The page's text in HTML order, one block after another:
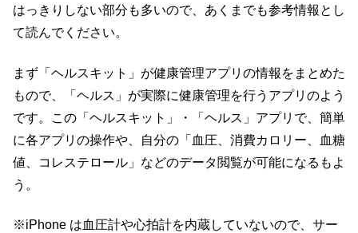
はっきりしない部分も多いので、あくまでも参考情報とし
て読んでください。
まず「ヘルスキット」が健康管理アプリの情報をまとめた
もので、「ヘルス」が実際に健康管理を行うアプリのよう
です。この「ヘルスキット」・「ヘルス」アプリで、簡単
に各アプリの操作や、自分の「血圧、消費カロリー、血糖
値、コレステロール」などのデータ閲覧が可能になるもよ
う。
※iPhone は血圧計や心拍計を内蔵していないので、サー